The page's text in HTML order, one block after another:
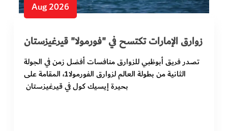
Aug 2026
زوارق الإمارات تكتسح في "فورمولا" قيرغيزستان
تصدر فريق أبوظبي للزوارق منافسات أفضل زمن في الجولة
الثانية من بطولة العالم لزوارق الفورمولا1، المقامة على
بحيرة إيسيك كول في قيرغيزستان